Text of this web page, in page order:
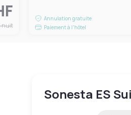
nuit
Annulation gratuite
Paiement à l'hôtel
Sonesta ES